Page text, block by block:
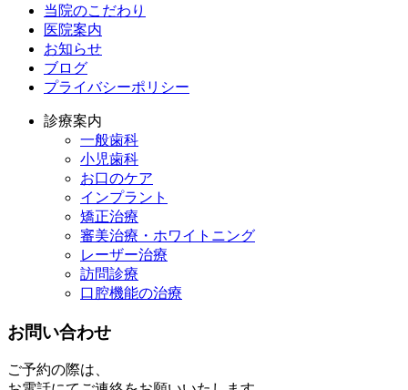
当院のこだわり
医院案内
お知らせ
ブログ
プライバシーポリシー
診療案内
一般歯科
小児歯科
お口のケア
インプラント
矯正治療
審美治療・ホワイトニング
レーザー治療
訪問診療
口腔機能の治療
お問い合わせ
ご予約の際は、